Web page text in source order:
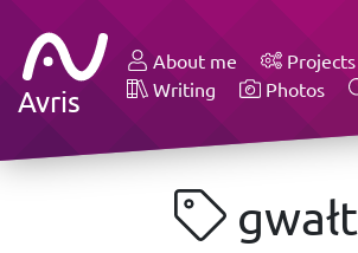
Avris
About me Projects
Writing
Photos
gwałt